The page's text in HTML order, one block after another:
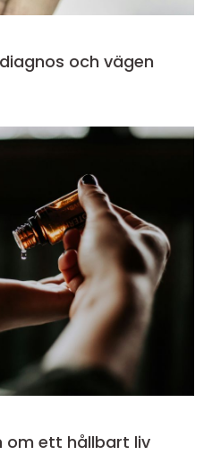
om ett hållbart liv